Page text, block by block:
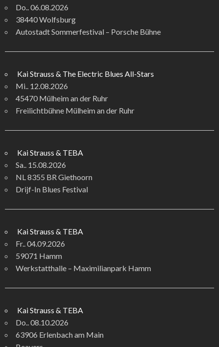
Do.. 06.08.2026
38440 Wolfsburg
Autostadt Sommerfestival – Porsche Bühne
Kai Strauss & The Electric Blues All-Stars
Mi.. 12.08.2026
45470 Mülheim an der Ruhr
Freilichtbühne Mülheim an der Ruhr
Kai Strauss & TEBA
Sa.. 15.08.2026
NL 8355 BR Giethoorn
Drijf-In Blues Festival
Kai Strauss & TEBA
Fr.. 04.09.2026
59071 Hamm
Werkstatthalle – Maximilianpark Hamm
Kai Strauss & TEBA
Do.. 08.10.2026
63906 Erlenbach am Main